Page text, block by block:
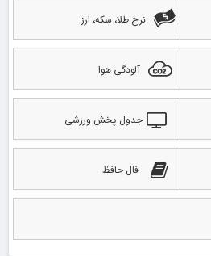
نرخ طلا، سکه، ارز
آلودگی هوا
جدول پخش ورزشی
فال حافظ